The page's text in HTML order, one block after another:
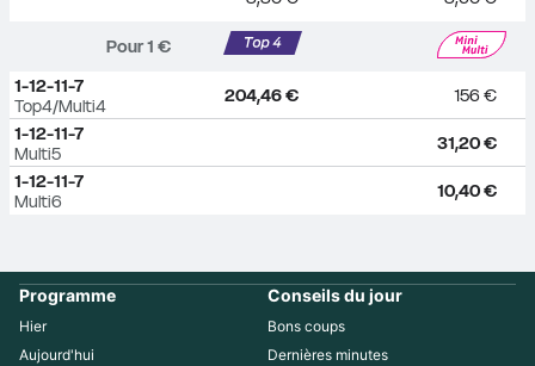
Pour 1 €
1-12-11-7
Top4/Multi4
204,46 €
156 €
1-12-11-7
Multi5
31,20 €
1-12-11-7
Multi6
10,40 €
Programme
Hier
Aujourd'hui
Conseils du jour
Bons coups
Dernières minutes